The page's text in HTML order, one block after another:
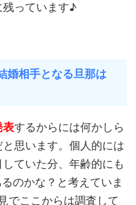
残っています♪
婚相手となる旦那は
表するからには何かしら
思います。個人的には
ていた分、年齢的にも
のかな？と考えていま
でここからは調査して